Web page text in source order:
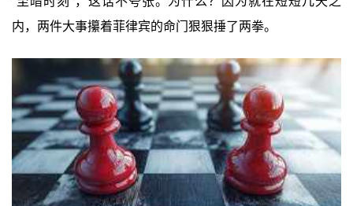
内，两件大事攥着菲律宾的命门狠狠捶了两拳。